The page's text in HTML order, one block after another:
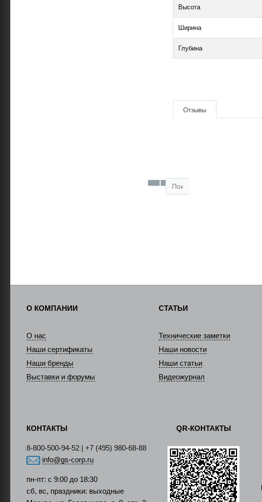
Высота
Ширина
Глубина
Отзывы
О КОМПАНИИ
О нас
Наши сертификаты
Наши бренды
Выставки и форумы
СТАТЬИ
Технические заметки
Наши новости
Наши статьи
Видеожурнал
КОНТАКТЫ
8-800-500-94-52 | +7 (495) 980-68-88
info@gs-corp.ru
пн-пт: с 9:00 до 18:30
сб, вс, праздники: выходные
QR-КОНТАКТЫ